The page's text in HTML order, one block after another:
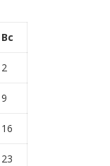
Вс
2
9
16
23